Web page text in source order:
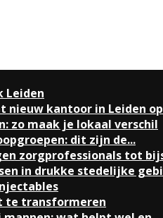
Leiden
nieuw kantoor in Leiden
zo maak je lokaal verschil
dit zijn de...
zorgprofessionals tot
in drukke stedelijke
te transformeren